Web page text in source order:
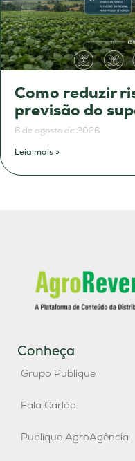
Como reduzir
previsão do
6 de agosto de 2026
Leia mais »
Conheça
Grupo Publique
Fala Carlão
Publique AgroAgência